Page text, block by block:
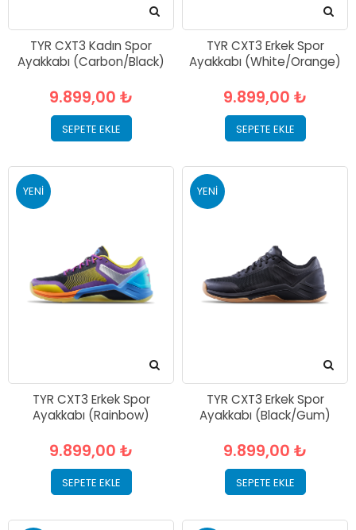
TYR CXT3 Kadın Spor
Ayakkabı (Carbon/Black)
9.899,00 ₺
SEPETE EKLE
TYR CXT3 Erkek Spor
Ayakkabı (White/Orange)
9.899,00 ₺
SEPETE EKLE
YENI
TYR CXT3 Erkek Spor
Ayakkabı (Rainbow)
9.899,00 ₺
SEPETE EKLE
YENI
TYR CXT3 Erkek Spor
Ayakkabı (Black/Gum)
9.899,00 ₺
SEPETE EKLE